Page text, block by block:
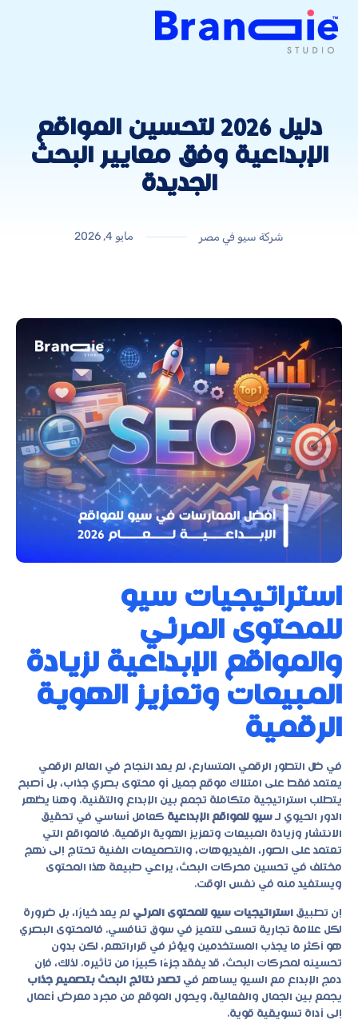
دليل 2026 لتحسين المواقع
الإبداعية وفق معايير البحث
الجديدة
شركة سيو في مصر مايو 4, 2026
استراتيجيات سيو
للمحتوى المرئي
والمواقع الإبداعية لزيادة
المبيعات وتعزيز الهوية
الرقمية
في ظل التطور الرقمي المتسارع، لم يعد النجاح في العالم الرقمي
يعتمد فقط على امتلاك موقع جميل أو محتوى بصري جذاب، بل أصبح
يتطلب استراتيجية متكاملة تجمع بين الإبداع والتقنية. وهنا يظهر
الدور الحيوي لـ سيو للمواقع الإبداعية كعامل أساسي في تحقيق
الانتشار وزيادة المبيعات وتعزيز الهوية الرقمية. فالمواقع التي
تعتمد على الصور، الفيديوهات، والتصميمات الفنية تحتاج إلى نهج
مختلف في تحسين محركات البحث، يراعي طبيعة هذا المحتوى
ويستفيد منه في نفس الوقت.
إن تطبيق استراتيجيات سيو للمحتوى المرئي لم يعد خيارًا، بل ضرورة
لكل علامة تجارية تسعى للتميز في سوق تنافسي. فالمحتوى البصري
هو أكثر ما يجذب المستخدمين ويؤثر في قراراتهم، لكن بدون
تحسينه لمحركات البحث، قد يفقد جزءًا كبيرًا من تأثيره. لذلك، فإن
دمج الإبداع مع السيو يساهم في تصدر نتائج البحث بتصميم جذاب
يجمع بين الجمال والفعالية، ويحول الموقع من مجرد معرض أعمال
إلى أداة تسويقية قوية.